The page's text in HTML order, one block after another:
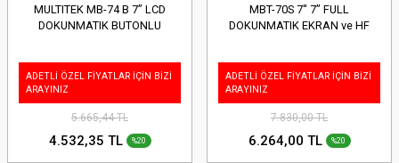
MULTITEK MB-74 B 7” LCD
DOKUNMATIK BUTONLU
ADETLİ ÖZEL FİYATLAR İÇİN BİZİ
ARAYINIZ
5.665,44 TL
4.532,35 TL %20
MBT-70S 7'' 7” FULL
DOKUNMATIK EKRAN ve HF
ADETLİ ÖZEL FİYATLAR İÇİN BİZİ
ARAYINIZ
7.830,00 TL
6.264,00 TL %20